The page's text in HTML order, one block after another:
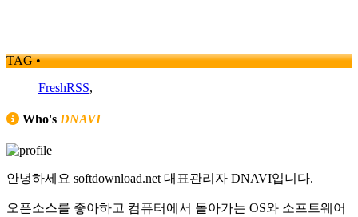
TAG •
FreshRSS,
Who's DNAVI
안녕하세요 softdownload.net 대표관리자 DNAVI입니다.
오픈소스를 좋아하고 컴퓨터에서 돌아가는 OS와 소프트웨어